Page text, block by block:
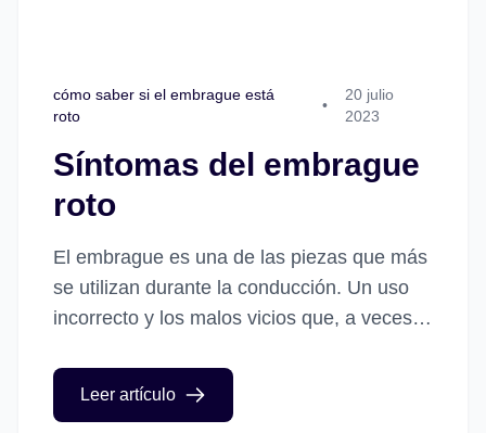
cómo saber si el embrague está
roto
•
20 julio
2023
Síntomas del embrague
roto
El embrague es una de las piezas que más
se utilizan durante la conducción. Un uso
incorrecto y los malos vicios que, a veces,
Leer artículo